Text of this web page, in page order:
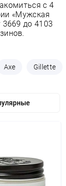
с 4
«Мужская
3669 до 4103
Axe Gillette